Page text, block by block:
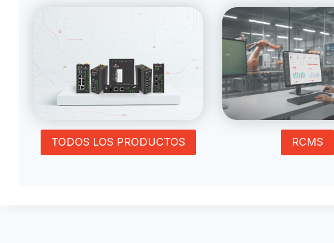
TODOS LOS PRODUCTOS RCMS